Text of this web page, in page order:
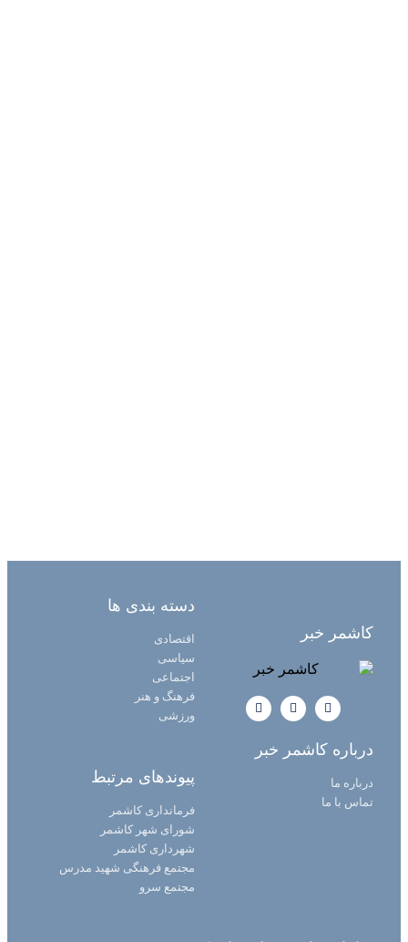
کاشمر خبر
دسته بندی ها
اقتصادی
سیاسی
اجتماعی
فرهنگ و هنر
ورزشی
درباره کاشمر خبر
درباره ما
تماس با ما
پیوندهای مرتبط
فرمانداری کاشمر
شورای شهر کاشمر
شهرداری کاشمر
مجتمع فرهنگی شهید مدرس
مجتمع سرو